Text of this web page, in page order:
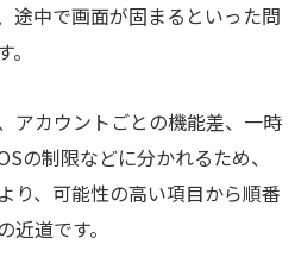
途中で画面が固まるといった問
アカウントごとの機能差、一時
の制限などに分かれるため、
り、可能性の高い項目から順番
道です。